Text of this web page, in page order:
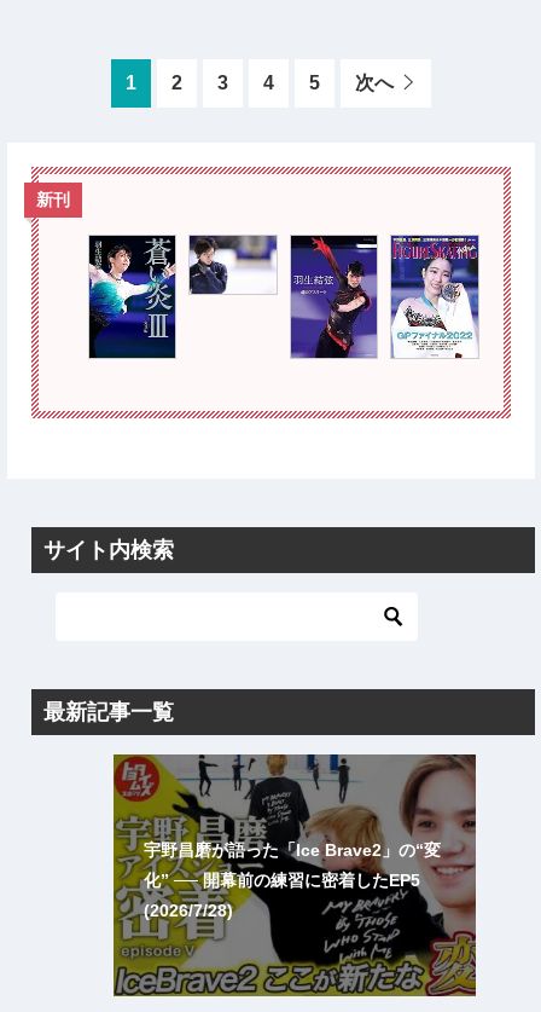
1 2 3 4 5 次へ
新刊
サイト内検索
最新記事一覧
宇野昌磨が語った「Ice Brave2」の“変
化” ── 開幕前の練習に密着したEP5
(2026/7/28)